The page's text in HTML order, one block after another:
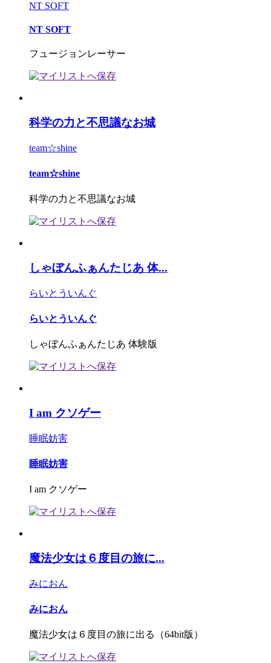
NT SOFT
NT SOFT
フュージョンレーサー
科学の力と不思議なお城
team☆shine
team☆shine
科学の力と不思議なお城
しゃぼんふぁんたじあ 体...
らいとういんぐ
らいとういんぐ
しゃぼんふぁんたじあ 体験版
I am クソゲー
睡眠妨害
睡眠妨害
I am クソゲー
魔法少女は６度目の旅に...
みにおん
みにおん
魔法少女は６度目の旅に出る（64bit版）